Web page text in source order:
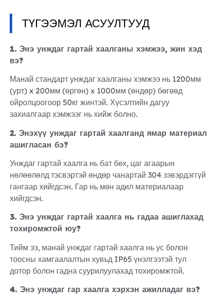
ТҮГЭЭМЭЛ АСУУЛТУУД
1. Энэ унждаг гартай хаалганы хэмжээ, жин хэд
вэ?
Манай стандарт унждаг хаалганы хэмжээ нь 1200мм
(урт) x 200мм (өргөн) x 1000мм (өндөр) бөгөөд
ойролцоогоор 50кг жинтэй. Хүсэлтийн дагуу
захиалгаар хэмжээг нь хийж болно.
2. Энэхүү унждаг гартай хаалганд ямар материал
ашигласан бэ?
Унждаг гартай хаалга нь бат бөх, цаг агаарын
нөлөөлөлд тэсвэртэй өндөр чанартай 304 зэвэрдэггүй
гангаар хийгдсэн. Гар нь мөн адил материалаар
хийгдсэн.
3. Энэ унждаг гартай хаалга нь гадаа ашиглахад
тохиромжтой юу?
Тийм ээ, манай унждаг гартай хаалга нь ус болон
тоосны хамгаалалтын хувьд IP65 үнэлгээтэй тул
дотор болон гадна суурилуулахад тохиромжтой.
4. Энэ унждаг гар хаалга хэрхэн ажилладаг вэ?